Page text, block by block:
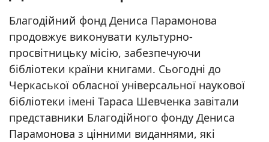
Благодійний фонд Дениса Парамонова
продовжує виконувати культурно-
просвітницьку місію, забезпечуючи
бібліотеки країни книгами. Сьогодні до
Черкаської обласної універсальної наукової
бібліотеки імені Тараса Шевченка завітали
представники Благодійного фонду Дениса
Парамонова з цінними виданнями, які